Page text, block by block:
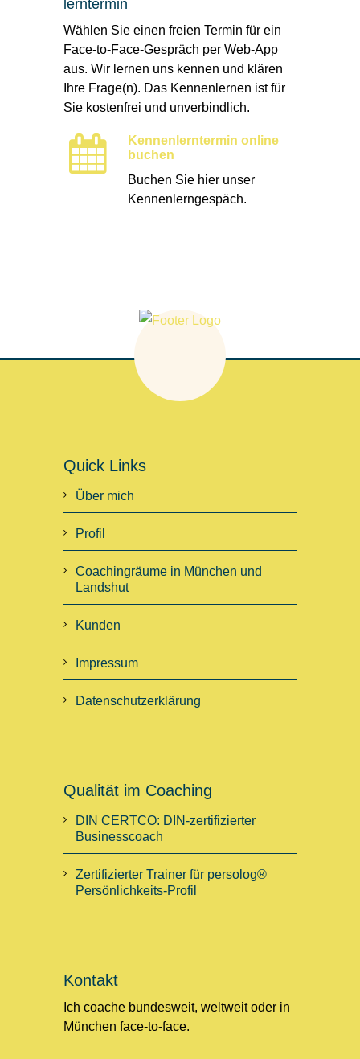
lern­termin
Wählen Sie einen freien Termin für ein
Face-to-Face-Gespräch per Web-App
aus. Wir lernen uns kennen und klären
Ihre Frage(n). Das Kennen­lernen ist für
Sie kosten­frei und unver­bindlich.
Kennenlerntermin online
buchen
Buchen Sie hier unser
Kennenlerngespäch.
Quick Links
Über mich
Profil
Coachingräume in München und
Landshut
Kunden
Impressum
Datenschutzerklärung
Qualität im Coaching
DIN CERTCO: DIN-zertifizierter
Businesscoach
Zertifizierter Trainer für persolog®
Persönlichkeits-Profil
Kontakt
Ich coache bundesweit, weltweit oder in
München face-to-face.